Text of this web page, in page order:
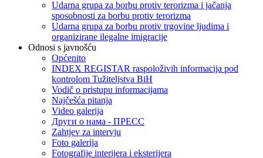
Udarna grupa za borbu protiv terorizma i jačanja
sposobnosti za borbu protiv terorizma
Udarna grupa za borbu protiv trgovine ljudima i
organizirane ilegalne imigracije
Odnosi s javnošću
Općenito
INDEX REGISTAR raspoloživih informacija pod
kontrolom Tužiteljstva BiH
Vodič o pristupu informacijama
Najčešća pitanja
Video galerija
Други о нама - ПРЕСC
Zahtjev za intervju
Foto galerija
Fotografije interijera i eksterijera